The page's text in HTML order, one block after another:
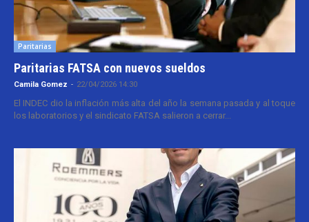
Paritarias
Paritarias FATSA con nuevos sueldos
Camila Gomez - 22/04/2026 14:30
El INDEC dio la inflación más alta del año la semana pasada y al toque
los laboratorios y el sindicato FATSA salieron a cerrar...